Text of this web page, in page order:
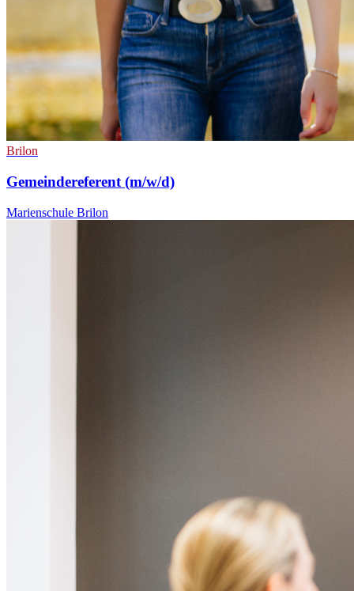
Brilon
Gemeindereferent (m/w/d)
Marienschule Brilon